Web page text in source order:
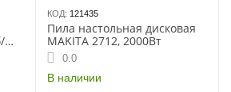
КОД: 121435
Пила настольная дисковая
MAKITA 2712, 2000Вт
0.0
В наличии